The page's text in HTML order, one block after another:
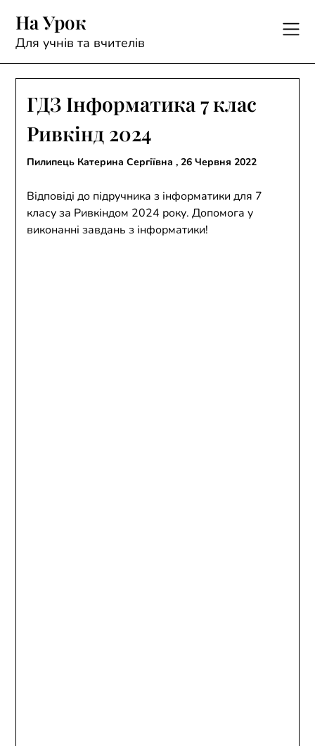
content
На Урок
Для учнів та вчителів
ГДЗ Інформатика 7 клас
Ривкінд 2024
Пилипець Катерина Сергіївна ,26 Червня 2022
Відповіді до підручника з інформатики для 7
класу за Ривкіндом 2024 року. Допомога у
виконанні завдань з інформатики!